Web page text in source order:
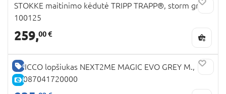
STOKKE maitinimo kėdutė TRIPP TRAPP®, storm grey,
100125
259,00 €
GERA KAINA
E-KAINA
CHICCO lopšiukas NEXT2ME MAGIC EVO GREY M.,
07087041720000